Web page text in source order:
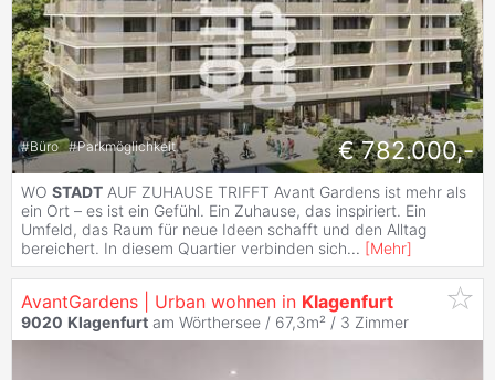
#Büro #Parkmöglichkeit € 782.000,-
WO STADT AUF ZUHAUSE TRIFFT Avant Gardens ist mehr als
ein Ort – es ist ein Gefühl. Ein Zuhause, das inspiriert. Ein
Umfeld, das Raum für neue Ideen schafft und den Alltag
bereichert. In diesem Quartier verbinden sich... [Mehr]
AvantGardens | Urban wohnen in Klagenfurt
9020 Klagenfurt am Wörthersee / 67,3m² / 3 Zimmer